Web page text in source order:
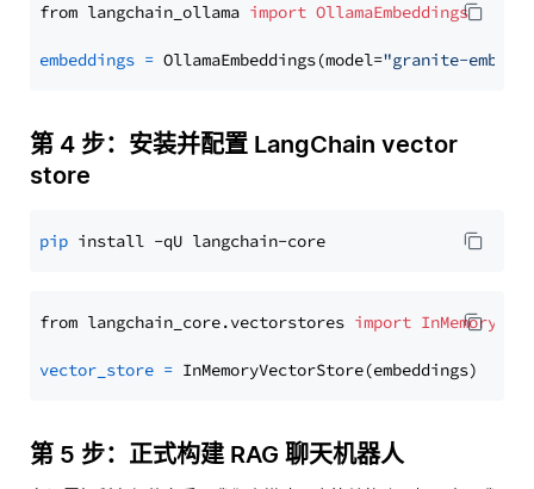
from langchain_ollama import OllamaEmbeddings
embeddings = OllamaEmbeddings(model="granite-
第 4 步：安装并配置 LangChain vector
store
pip
from langchain_core.vectorstores import
vector_store =
第 5 步：正式构建 RAG 聊天机器人